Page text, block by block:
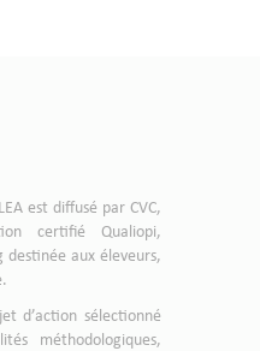
est diffusé par CVC,
certifié Qualiopi,
destinée aux éleveurs,
d’action sélectionné
méthodologiques,